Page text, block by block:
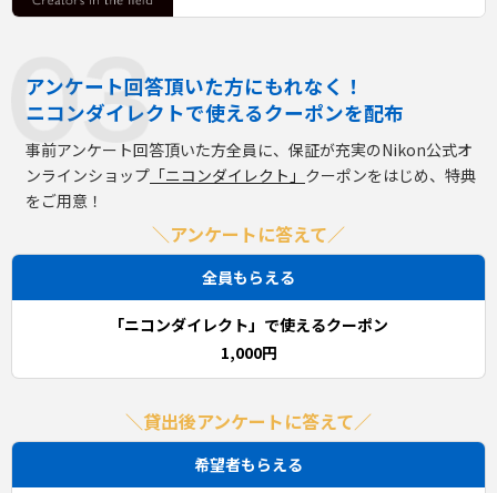
アンケート回答頂いた方にもれなく！
ニコンダイレクトで使えるクーポンを配布
事前アンケート回答頂いた方全員に、保証が充実のNikon公式オ
ンラインショップ 「ニコンダイレクト」 クーポンをはじめ、特典
をご用意！
＼アンケートに答えて／
全員もらえる
「ニコンダイレクト」で使えるクーポン
1,000円
＼貸出後アンケートに答えて／
希望者もらえる